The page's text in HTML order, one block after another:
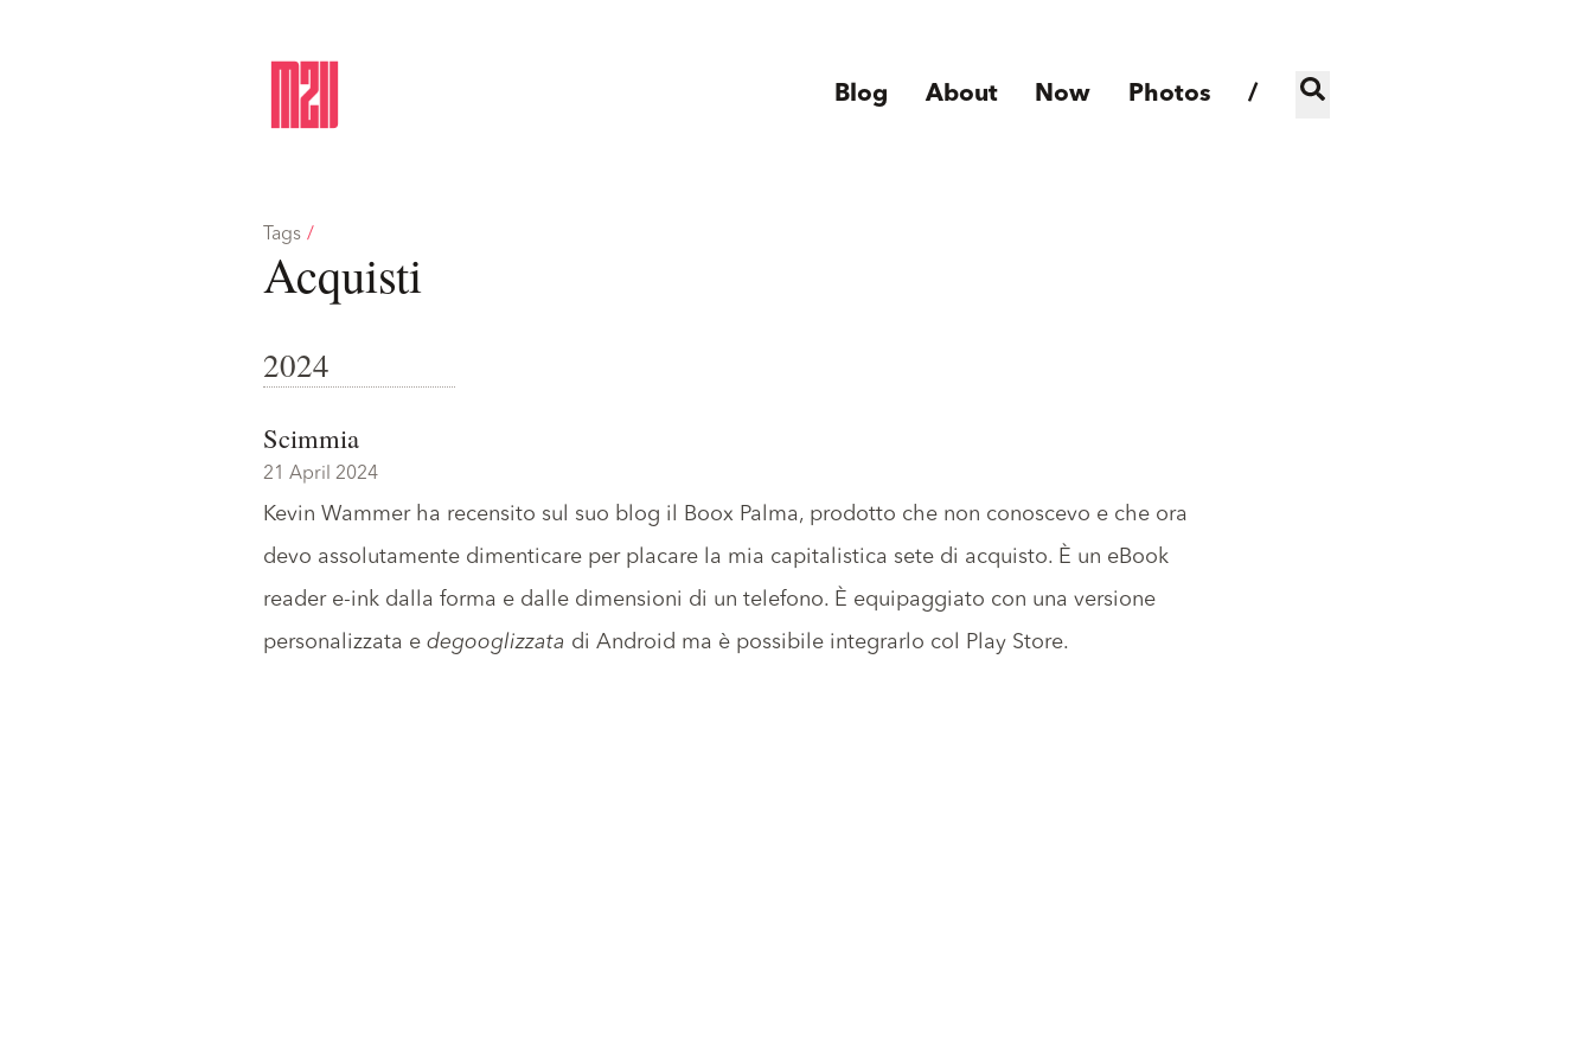
Blog About Now Photos /
Tags /
Acquisti
2024
Scimmia
21 April 2024
Kevin Wammer ha recensito sul suo blog il Boox Palma, prodotto che non conoscevo e che ora
devo assolutamente dimenticare per placare la mia capitalistica sete di acquisto. È un eBook
reader e-ink dalla forma e dalle dimensioni di un telefono. È equipaggiato con una versione
personalizzata e degooglizzata di Android ma è possibile integrarlo col Play Store.